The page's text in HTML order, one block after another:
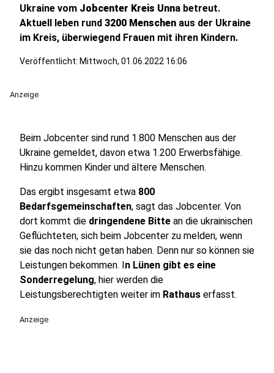
Ukraine vom Jobcenter Kreis Unna betreut.
Aktuell leben rund 3200 Menschen aus der Ukraine
im Kreis, überwiegend Frauen mit ihren Kindern.
Veröffentlicht: Mittwoch, 01.06.2022 16:06
Anzeige
Beim Jobcenter sind rund 1.800 Menschen aus der
Ukraine gemeldet, davon etwa 1.200 Erwerbsfähige.
Hinzu kommen Kinder und ältere Menschen.
Das ergibt insgesamt etwa 800
Bedarfsgemeinschaften, sagt das Jobcenter. Von
dort kommt die dringendene Bitte an die ukrainischen
Geflüchteten, sich beim Jobcenter zu melden, wenn
sie das noch nicht getan haben. Denn nur so können sie
Leistungen bekommen. In Lünen gibt es eine
Sonderregelung, hier werden die
Leistungsberechtigten weiter im Rathaus erfasst.
Anzeige